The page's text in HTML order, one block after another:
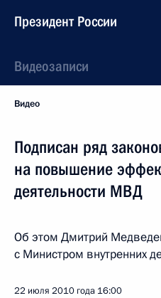
Президент России
Видеозаписи
Видео
Подписан ряд
на повышение
деятельности МВД
Об этом Дмитрий
с Министром внутренних
22 июля 2010 года 16:00